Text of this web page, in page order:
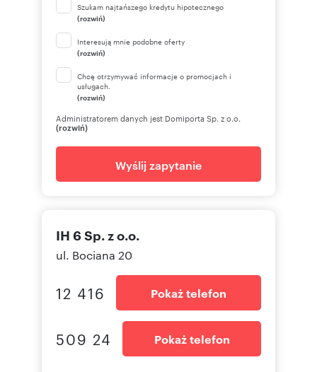
Szukam najtańszego kredytu hipotecznego
(rozwiń)
Interesują mnie podobne oferty
(rozwiń)
Chcę otrzymywać informacje o promocjach i
usługach.
(rozwiń)
Administratorem danych jest Domiporta Sp. z o.o.
(rozwiń)
Wyślij zapytanie
IH 6 Sp. z o.o.
ul. Bociana 20
12 416 Pokaż telefon
509 24 Pokaż telefon